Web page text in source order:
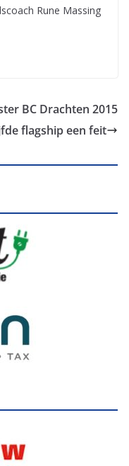
Rune Massing
BC Drachten 2015
flagship een feit